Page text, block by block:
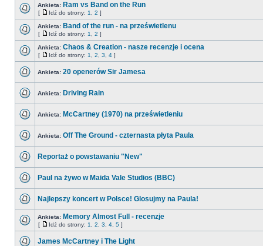
Ankieta: Ram vs Band on the Run
[ Idź do strony: 1 2 ]
Ankieta: Band of the run - na prześwietlenu
[ Idź do strony: 1 2 ]
Ankieta: Chaos & Creation - nasze recenzje i ocena
[ Idź do strony: 1 2 3 4 ]
Ankieta: 20 openerów Sir Jamesa
Ankieta: Driving Rain
Ankieta: McCartney (1970) na prześwietleniu
Ankieta: Off The Ground - czternasta płyta Paula
Reportaż o powstawaniu "New"
Paul na żywo w Maida Vale Studios (BBC)
Najlepszy koncert w Polsce! Glosujmy na Paula!
Ankieta: Memory Almost Full - recenzje
[ Idź do strony: 1 2 3 4 5 ]
James McCartney i The Light